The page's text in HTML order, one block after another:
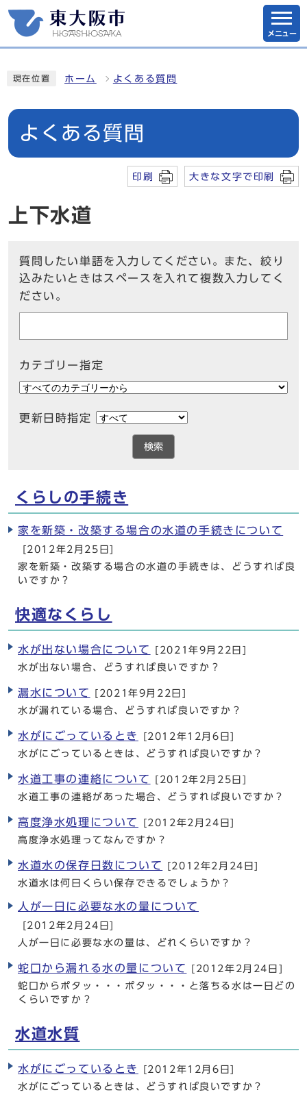
メニュー
現在位置 ホーム よくある質問
よくある質問
印刷 大きな文字で印刷
上下水道
質問したい単語を入力してください。また、絞り
込みたいときはスペースを入れて複数入力してく
ださい。
カテゴリー指定
更新日時指定
検索
くらしの手続き
家を新築・改築する場合の水道の手続きについて
[2012年2月25日]
家を新築・改築する場合の水道の手続きは、どうすれば良
いですか？
快適なくらし
水が出ない場合について
[2021年9月22日]
水が出ない場合、どうすれば良いですか？
漏水について
[2021年9月22日]
水が漏れている場合、どうすれば良いですか？
水がにごっているとき
[2012年12月6日]
水がにごっているときは、どうすれば良いですか？
水道工事の連絡について
[2012年2月25日]
水道工事の連絡があった場合、どうすれば良いですか？
高度浄水処理について
[2012年2月24日]
高度浄水処理ってなんですか？
水道水の保存日数について
[2012年2月24日]
水道水は何日くらい保存できるでしょうか？
人が一日に必要な水の量について
[2012年2月24日]
人が一日に必要な水の量は、どれくらいですか？
蛇口から漏れる水の量について
[2012年2月24日]
蛇口からポタッ・・・ポタッ・・・と落ちる水は一日どの
くらいですか？
水道水質
水がにごっているとき
[2012年12月6日]
水がにごっているときは、どうすれば良いですか？